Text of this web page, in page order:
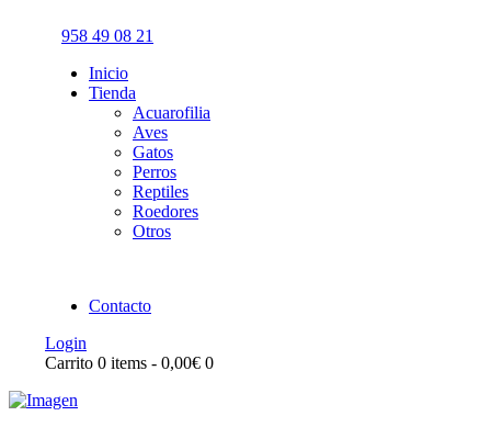
958 49 08 21
Inicio
Tienda
Acuarofilia
Aves
Gatos
Perros
Reptiles
Roedores
Otros
Contacto
Login
Carrito 0 items - 0,00€ 0